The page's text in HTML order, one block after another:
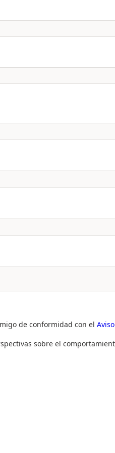
de conformidad con el
sobre el